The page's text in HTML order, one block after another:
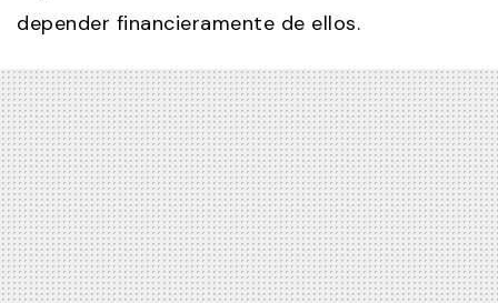
depender financieramente de ellos.